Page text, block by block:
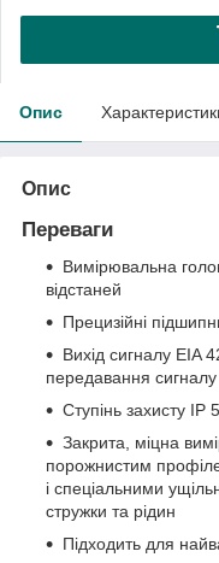
Опис
Опис
Переваги
Вимірювальна
відстаней
Прецизійні
Вихід сигналу EIA
передавання сигналу
Ступінь захисту IP
Закрита, міцна
порожнистим
і спеціальними
стружки та рідин
Підходить для